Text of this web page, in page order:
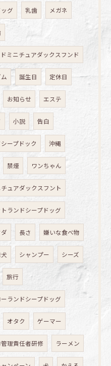
グ 乳歯 メガネ
ミニチュアダックスフンド
誕生日 定休日
お知らせ エステ
小説 告白
ープドック 沖縄
禁煙 ワンちゃん
チュアダックスフント
ランドシープドッグ
長さ 嫌いな食べ物
シャンプー シーズ
旅行
ランドシープドッグ
オタク ゲーマー
理責任者研修 ラーメン